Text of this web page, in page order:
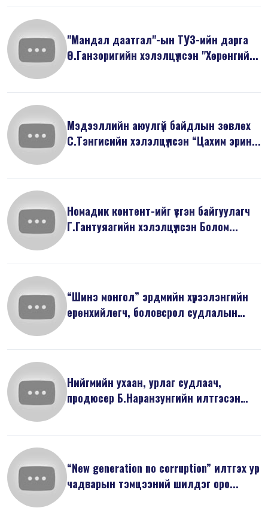
"Мандал даатгал"-ын ТУЗ-ийн дарга
Ө.Ганзоригийн хэлэлцүүлсэн "Хөрөнгий...
Мэдээллийн аюулгүй байдлын зөвлөх
С.Тэнгисийн хэлэлцүүлсэн “Цахим эрин...
Номадик контент-ийг үүсгэн байгуулагч
Г.Гантуяагийн хэлэлцүүлсэн Болом...
“Шинэ монгол” эрдмийн хүрээлэнгийн
ерөнхийлөгч, боловсрол судлалын
Нийгмийн ухаан, урлаг судлаач,
продюсер Б.Наранзунгийн илтгэсэн
“New generation no corruption” илтгэх ур
чадварын тэмцээний шилдэг оро...